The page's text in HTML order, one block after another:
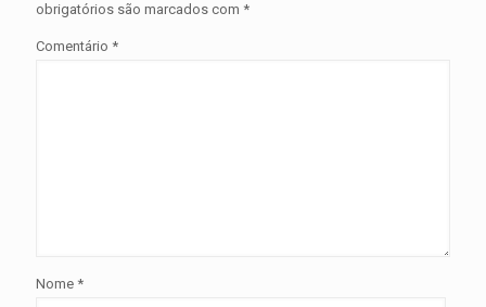
obrigatórios são marcados com *
Comentário *
Nome *